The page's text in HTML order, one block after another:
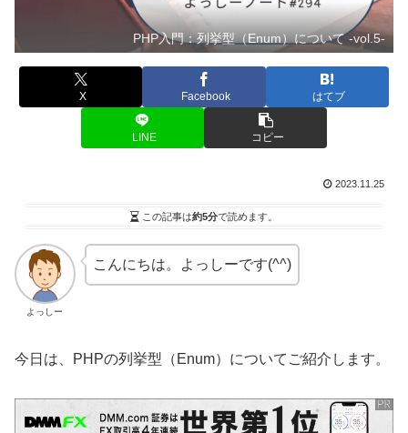
PHP入門：列挙型（Enum）について -vol.5-
X Facebook はてブ
LINE コピー
2023.11.25
この記事は約5分で読めます。
よっしー
こんにちは。よっしーです(^^)
今日は、PHPの列挙型（Enum）についてご紹介します。